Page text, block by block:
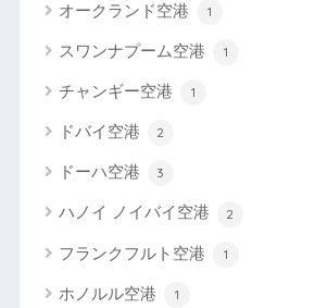
オークランド空港 1
スワンナプーム空港 1
チャンギー空港 1
ドバイ空港 2
ドーハ空港 3
ハノイ ノイバイ空港 2
フランクフルト空港 1
ホノルル空港 1